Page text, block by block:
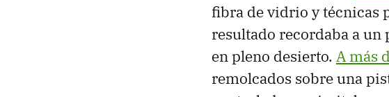
fibra de vidrio y técnicas
resultado recordaba a
en pleno desierto. A más
remolcados sobre una